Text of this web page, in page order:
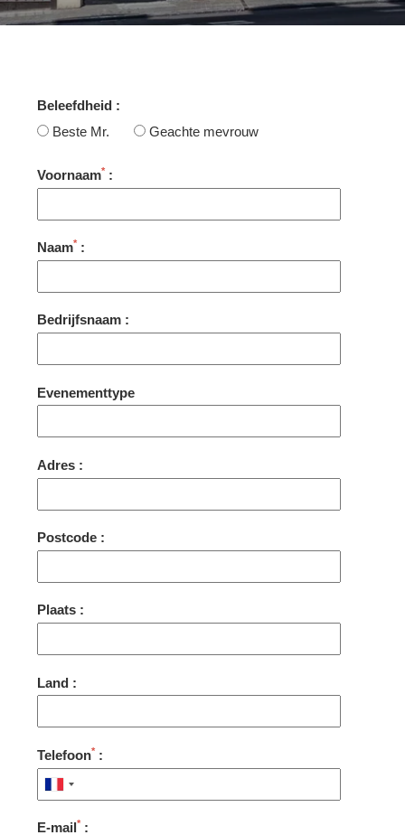
Beleefdheid :
Beste Mr.
Geachte mevrouw
Voornaam* :
Naam* :
Bedrijfsnaam :
Evenementtype
Adres :
Postcode :
Plaats :
Land :
Telefoon* :
E-mail* :
KAMERS